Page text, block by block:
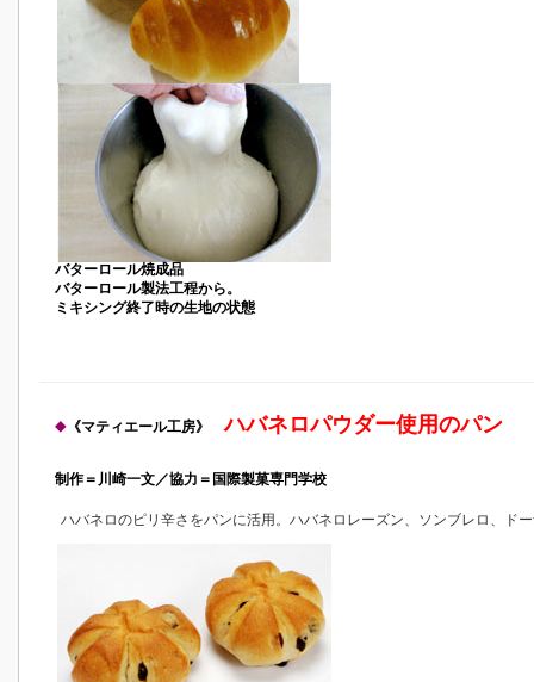
バターロール焼成品
バターロール製法工程から。
ミキシング終了時の生地の状態
◆《マティエール工房》ハバネロパウダー使用のパン
制作＝川崎一文／協力＝ 国際製菓専門学校
ハバネロのピリ辛さをパンに活用。ハバネロレーズン、ソンブレロ、ド